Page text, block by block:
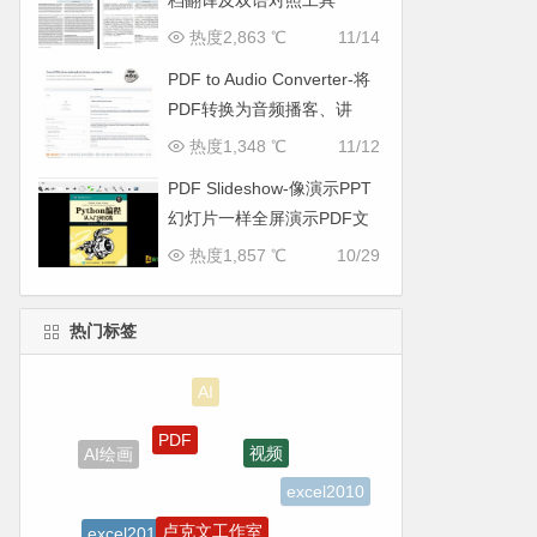
11/14
热度2,863 ℃
PDF to Audio Converter-将
PDF转换为音频播客、讲
座、摘要
11/12
热度1,348 ℃
PDF Slideshow-像演示PPT
幻灯片一样全屏演示PDF文
件
10/29
热度1,857 ℃
热门标签
AI绘画
PDF
视频
excel2010
excel2013卢克文工作室